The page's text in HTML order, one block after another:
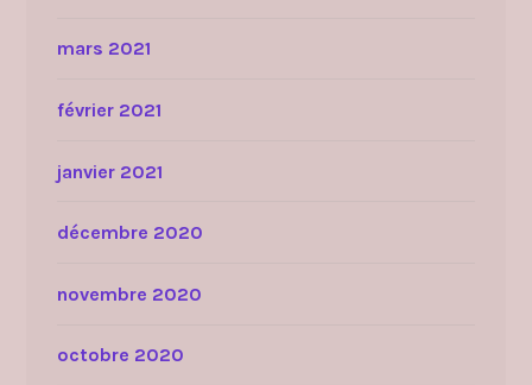
mars 2021
février 2021
janvier 2021
décembre 2020
novembre 2020
octobre 2020